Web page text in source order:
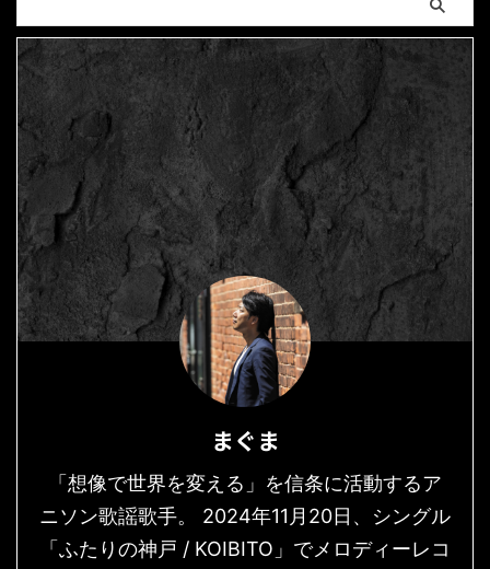
まぐま
「想像で世界を変える」を信条に活動するア
ニソン歌謡歌手。 2024年11月20日、シングル
「ふたりの神戸 / KOIBITO」でメロディーレコ